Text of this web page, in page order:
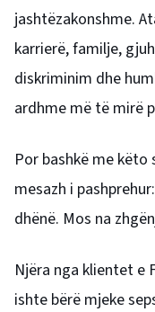
jashtëzakonshme.
karrierë, familje,
diskriminim dhe
ardhme më të mirë
Por bashkë me këto
mesazh i
dhënë. Mos na
Njëra nga klientet e
ishte bërë mjeke